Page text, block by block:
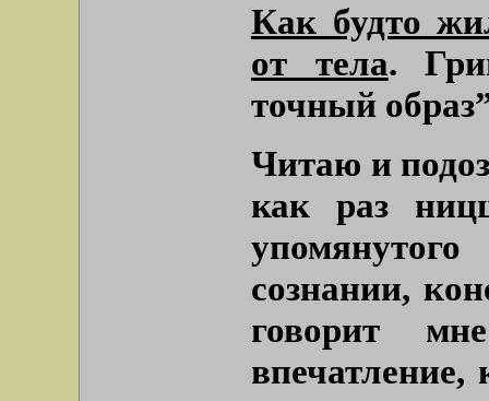
Как будто
от тела.
точный
Читаю и
как раз
сознании,
говорит
впечатление,